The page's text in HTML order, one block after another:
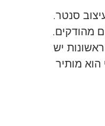
סנטר.
מהודקים.
היא עד שבועיים, כאשר ב48 השעות הראשונות יש
מותיר